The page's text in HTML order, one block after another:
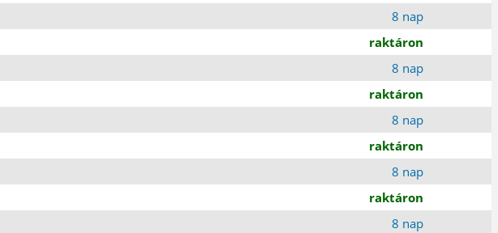
8 nap
raktáron
8 nap
raktáron
8 nap
raktáron
8 nap
raktáron
8 nap